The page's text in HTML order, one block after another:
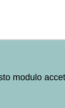
modulo